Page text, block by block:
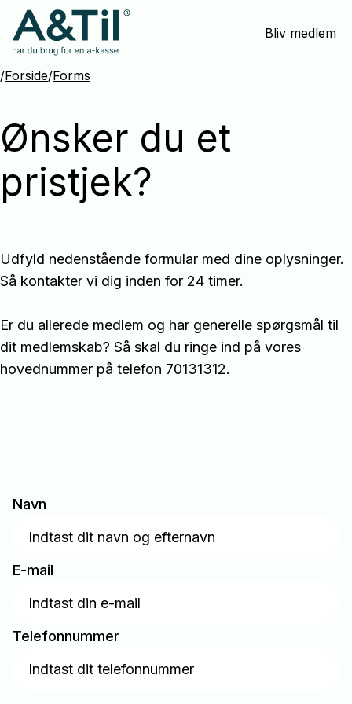
Spring
menu
over
og
indhold
Bliv medlem
/Forside/Forms
Ønsker du et
pristjek?
Udfyld nedenstående formular med dine oplysninger.
Så kontakter vi dig inden for 24 timer.
Er du allerede medlem og har generelle spørgsmål til
dit medlemskab? Så skal du ringe ind på vores
hovednummer på telefon 70131312.
Navn
E-mail
Telefonnummer